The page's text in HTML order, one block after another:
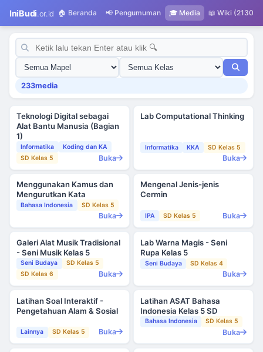
IniBudi.or.id 🏠 Beranda 📢 Pengumuman 🎓 Media 📖 Wiki (21308)
233media
Teknologi Digital sebagai
Alat Bantu Manusia (Bagian
1)
Informatika
Koding dan KA
SD Kelas 5
Buka
Lab Computational Thinking
Informatika KKA SD Kelas 5
Buka
Menggunakan Kamus dan
Mengurutkan Kata
Bahasa Indonesia SD Kelas 5
Buka
Mengenal Jenis-jenis
Cermin
IPA SD Kelas 5 Buka
Galeri Alat Musik Tradisional
- Seni Musik Kelas 5
Seni Budaya
SD Kelas 5
SD Kelas 6
Buka
Lab Warna Magis - Seni
Rupa Kelas 5
Seni Budaya SD Kelas 4
Buka
Latihan Soal Interaktif -
Pengetahuan Alam & Sosial
Lainnya SD Kelas 5 Buka
Latihan ASAT Bahasa
Indonesia Kelas 5 SD
Bahasa Indonesia SD Kelas 5
Buka